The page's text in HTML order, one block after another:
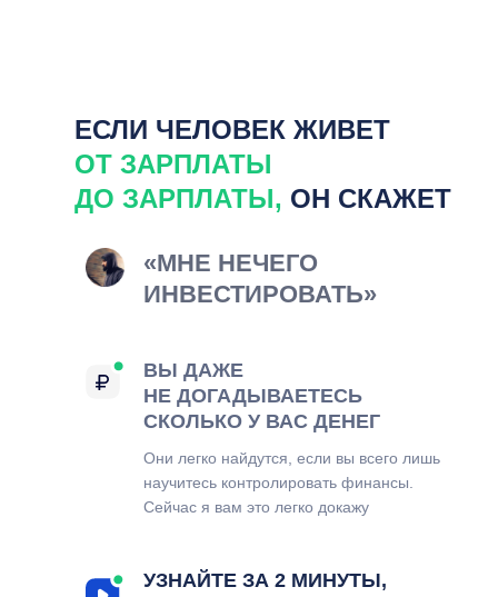
ЕСЛИ ЧЕЛОВЕК ЖИВЕТ
ОТ ЗАРПЛАТЫ
ДО ЗАРПЛАТЫ, ОН СКАЖЕТ
«МНЕ НЕЧЕГО
ИНВЕСТИРОВАТЬ»
ВЫ ДАЖЕ
НЕ ДОГАДЫВАЕТЕСЬ
СКОЛЬКО У ВАС ДЕНЕГ
Они легко найдутся, если вы всего лишь
научитесь контролировать финансы.
Сейчас я вам это легко докажу
УЗНАЙТЕ ЗА 2 МИНУТЫ,